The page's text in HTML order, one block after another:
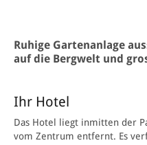
Ruhige Gartenanlage
auf die Bergwelt und
Ihr Hotel
Das Hotel liegt inmitten der
vom Zentrum entfernt. Es